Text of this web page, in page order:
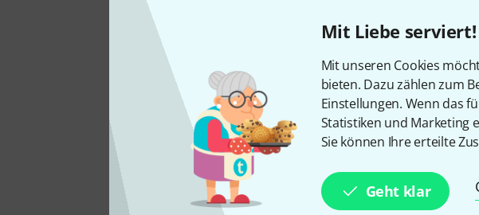
Mit Liebe serviert!
Mit unseren Cookies
bieten. Dazu zählen zum
Einstellungen. Wenn das
Statistiken und Marketing
Sie können Ihre erteilte
Geht klar